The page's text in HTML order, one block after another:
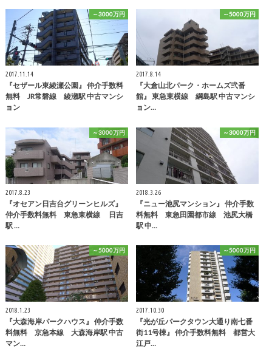
～3000万円
2017.11.14
『セザール東綾瀬公園』 仲介手数料
無料 JR常磐線 綾瀬駅 中古マンシ
ョン
～5000万円
2017.8.14
『大倉山北パーク・ホームズ弐番
館』 東急東横線 綱島駅 中古マンシ
ョン…
～3000万円
2017.8.23
『オセアン日吉台グリーンヒルズ』
仲介手数料無料 東急東横線 日吉
駅 …
～3000万円
2018.3.26
『ニュー池尻マンション』 仲介手数
料無料 東急田園都市線 池尻大橋
駅 中…
～5000万円
2018.1.23
『大森海岸パークハウス』 仲介手数
料無料 京急本線 大森海岸駅 中古
マン…
～5000万円
2017.10.30
『光が丘パークタウン大通り南七番
街11号棟』 仲介手数料無料 都営大
江戸…